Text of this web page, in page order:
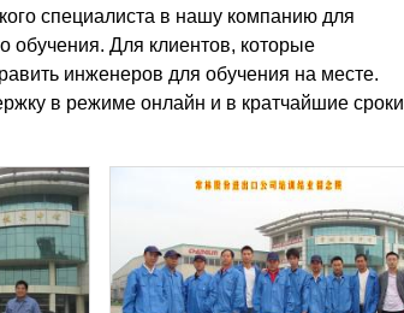
специалиста в нашу компанию для
обучения. Для клиентов, которые
инженеров для обучения на месте.
в режиме онлайн и в кратчайшие сроки